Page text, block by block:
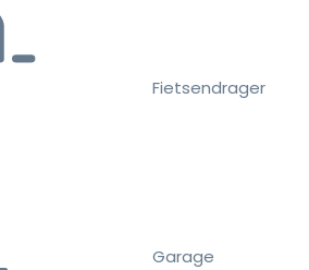
Fietsendrager
Garage